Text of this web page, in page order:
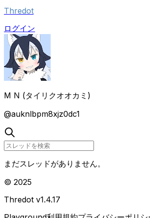
Thredot
ログイン
M N (タイリクオオカミ)
@auknlbpm8xjz0dc1
まだスレッドがありません。
© 2025
Thredot v1.4.17